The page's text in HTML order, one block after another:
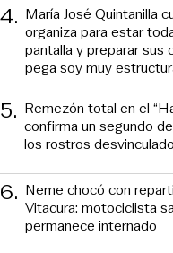
4. María José Quintanilla
organiza para estar
pantalla y preparar sus
pega soy muy
5. Remezón total en el
confirma un segundo
los rostros
6. Neme chocó con
Vitacura: motociclista
permanece internado